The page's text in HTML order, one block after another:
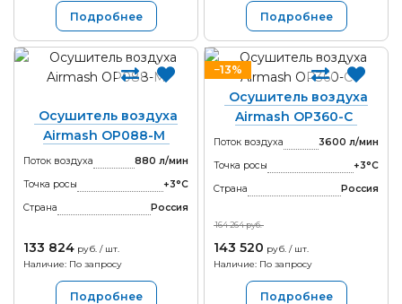
Подробнее Подробнее
Осушитель воздуха
Airmash OP088-M
Поток воздуха
880 л/мин
Точка росы
+3°С
Страна
Россия
133 824 руб. / шт.
Наличие: По запросу
Подробнее
−13%
Осушитель воздуха
Airmash OP360-С
Поток воздуха
3600 л/мин
Точка росы
+3°С
Страна
Россия
164 264 руб.
143 520 руб. / шт.
Наличие: По запросу
Подробнее